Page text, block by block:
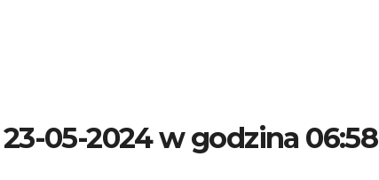
05-2024 w godzina 06:58